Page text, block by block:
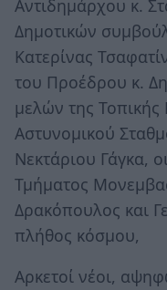
Αντιδημάρχου κ.
Δημοτικών
Κατερίνας
του Προέδρου κ.
μελών της Τοπικής
Αστυνομικού
Νεκτάριου Γάγκα,
Τμήματος
Δρακόπουλος και
πλήθος κόσμου,
Αρκετοί νέοι,